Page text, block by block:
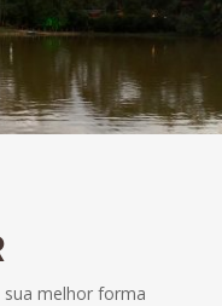
sua melhor forma